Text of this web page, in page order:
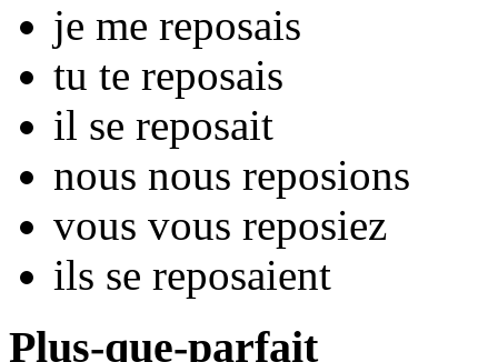
je me reposais
tu te reposais
il se reposait
nous nous reposions
vous vous reposiez
ils se reposaient
Plus-que-parfait